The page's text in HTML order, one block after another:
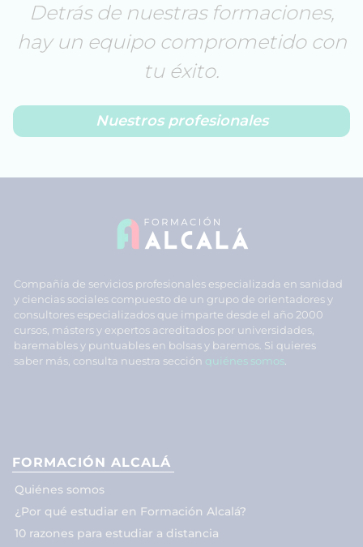
Detrás de nuestras formaciones,
hay un equipo comprometido con
tu éxito.
Nuestros profesionales
Compañía de servicios profesionales especializada en sanidad
y ciencias sociales compuesto de un grupo de orientadores y
consultores especializados que imparte desde el año 2000
cursos, másters y expertos acreditados por universidades,
baremables y puntuables en bolsas y baremos. Si quieres
saber más, consulta nuestra sección quiénes somos
FORMACIÓN ALCALÁ
Quiénes somos
¿Por qué estudiar en Formación Alcalá?
10 razones para estudiar a distancia